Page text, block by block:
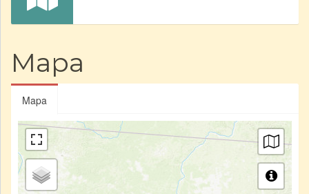
Mapa
Mapa